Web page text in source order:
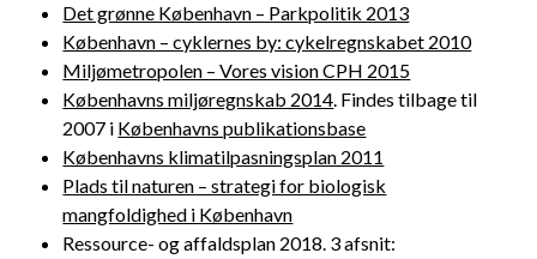
Det grønne København – Parkpolitik 2013
København – cyklernes by: cykelregnskabet 2010
Miljømetropolen – Vores vision CPH 2015
Københavns miljøregnskab 2014. Findes tilbage til
2007 i Københavns publikationsbase
Københavns klimatilpasningsplan 2011
Plads til naturen – strategi for biologisk
mangfoldighed i København
Ressource- og affaldsplan 2018. 3 afsnit: